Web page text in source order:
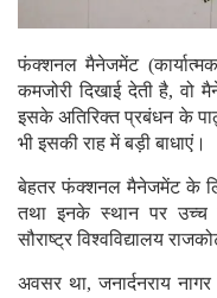
फंक्शनल मैनेजमेंट
कमजोरी दिखाई देती है, वो
इसके अतिरिक्त प्रबंधन के
भी इसकी राह में बड़ी बाधाएं।
बेहतर फंक्शनल मैनेजमेंट के
तथा इनके स्थान पर उच्च
सौराष्ट्र विश्वविद्यालय
अवसर था, जनार्दनराय